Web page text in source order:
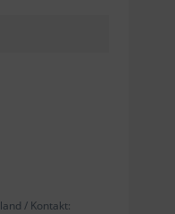
/ Kontakt: